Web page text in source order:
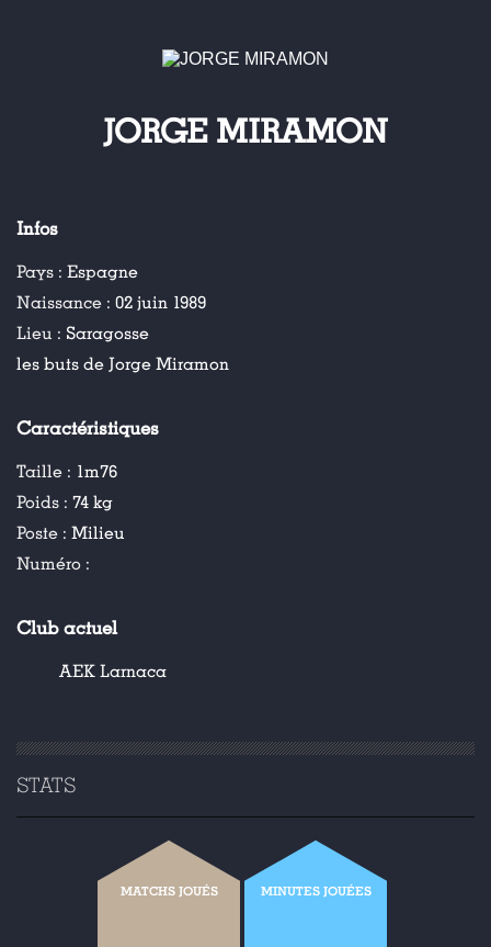
JORGE MIRAMON
Infos
Pays : Espagne
Naissance : 02 juin 1989
Lieu : Saragosse
les buts de Jorge Miramon
Caractéristiques
Taille : 1m76
Poids : 74 kg
Poste : Milieu
Numéro :
Club actuel
AEK Larnaca
STATS
MATCHS JOUÉS MINUTES JOUÉES